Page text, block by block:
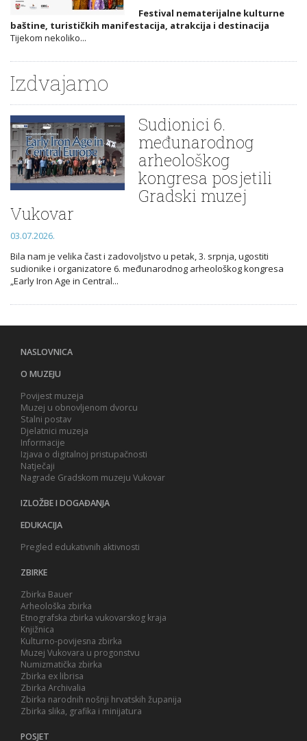
Festival nematerijalne kulturne
baštine, turističkih manifestacija, atrakcija i destinacija
Tijekom nekoliko...
Izdvajamo
Sudionici 6.
međunarodnog
arheološkog
kongresa posjetili
Gradski muzej
Vukovar
03.07.2026.
Bila nam je velika čast i zadovoljstvo u petak, 3. srpnja, ugostiti
sudionike i organizatore 6. međunarodnog arheološkog kongresa
„Early Iron Age in Central...
NASLOVNICA
O MUZEJU
Povijest muzeja
Muzej u obnovljenom dvorcu
Stalni postav
Djelatnici muzeja
Informacije
Izjava o digitalnoj pristupačnosti
Natječaji
Nagrade Gradskom muzeju Vukovar
IZLOŽBE I DOGAĐANJA
EDUKACIJA
Pregled edukativnih aktivnosti
ZBIRKE
Zbirka Bauer
Arheološka zbirka
Etnografska zbirka vukovarskog kraja
Knjižnica
Kulturno-povijesna zbirka
Muzej Vukovara u progonstvu
Numizmatička zbirka
Zbirka ex librisa
Zbirka Archivalia
Zbirka narodnih nošnji hrvatskih županija
Zbirka slika, grafika i minijatura
POSJET